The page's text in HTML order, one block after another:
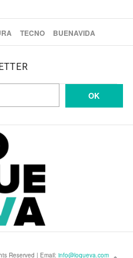
TECNO BUENAVIDA
OK
Reserved | Email: info@loqueva.com